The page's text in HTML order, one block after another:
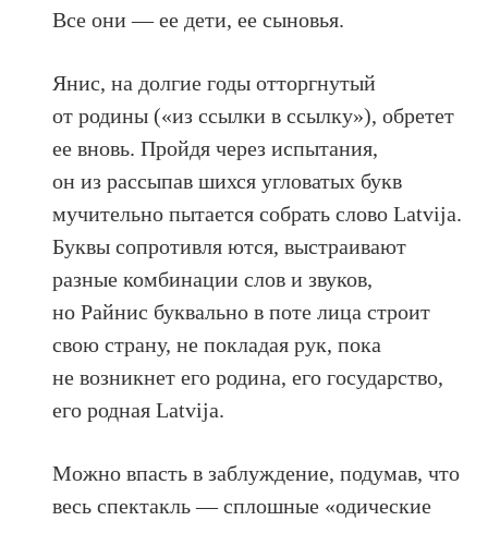
Все они — ее дети, ее сыновья.
Янис, на долгие годы отторгнутый
от родины («из ссылки в ссылку»), обретет
ее вновь. Пройдя через испытания,
он из рассыпав шихся угловатых букв
мучительно пытается собрать слово Latvija.
Буквы сопротивля ются, выстраивают
разные комбинации слов и звуков,
но Райнис буквально в поте лица строит
свою страну, не покладая рук, пока
не возникнет его родина, его государство,
его родная Latvija.
Можно впасть в заблуждение, подумав, что
весь спектакль — сплошные «одические